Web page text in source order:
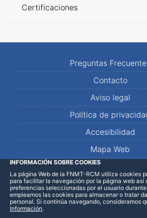
Certificaciones
Preguntas
Contacto
Aviso legal
Política de
Accesibilidad
Mapa Web
LinkedInFacebookWhatsApp
INFORMACIÓN SOBRE COOKIES
La página Web de la FNMT-RCM utiliza cookies
para facilitar la navegación por la página web así
preferencias seleccionadas por el usuario
empleamos las cookies para almacenar o tratar
personal. Si continúa navegando, consideramos
Información.